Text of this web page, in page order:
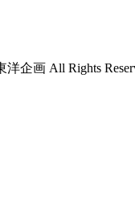
企画 All Rights